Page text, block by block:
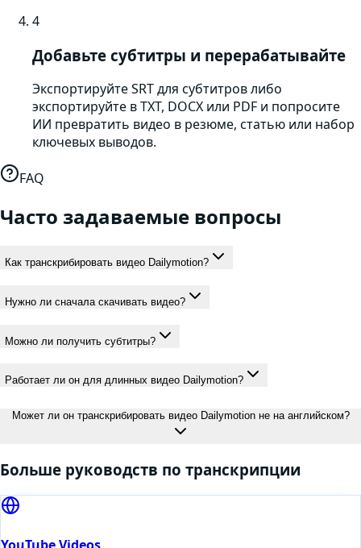
4
Добавьте субтитры и перерабатывайте
Экспортируйте SRT для субтитров либо
экспортируйте в TXT, DOCX или PDF и попросите
ИИ превратить видео в резюме, статью или набор
ключевых выводов.
FAQ
Часто задаваемые вопросы
Как транскрибировать видео Dailymotion?
Нужно ли сначала скачивать видео?
Можно ли получить субтитры?
Работает ли он для длинных видео Dailymotion?
Может ли он транскрибировать видео Dailymotion не на английском?
Больше руководств по транскрипции